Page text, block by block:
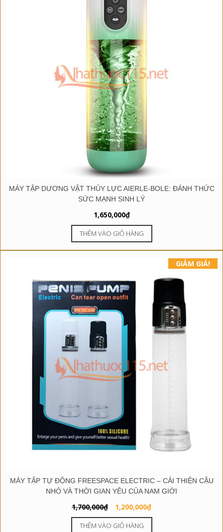
MÁY TẬP DƯƠNG VẬT THỦY LỰC AIERLE-BOLE: ĐÁNH THỨC
SỨC MẠNH SINH LÝ
1,650,000₫
THÊM VÀO GIỎ HÀNG
GIẢM GIÁ!
MÁY TẬP TỰ ĐỘNG FREESPACE ELECTRIC – CẢI THIỆN CẬU
NHỎ VÀ THỜI GIAN YÊU CỦA NAM GIỚI
1,700,000₫
Giá
gốc
là:
1,200,000₫Giá
hiện
THÊM VÀO GIỎ HÀNG